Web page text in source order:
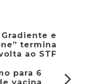
e
termina
ao STF
para 6
vacina